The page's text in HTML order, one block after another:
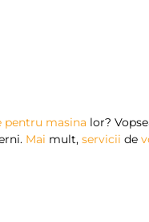
pentru masina lor?
Mai mult,servicii de